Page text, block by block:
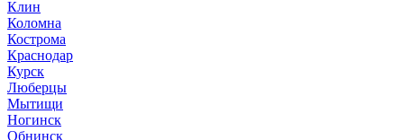
Клин
Коломна
Кострома
Краснодар
Курск
Люберцы
Мытищи
Ногинск
Обнинск